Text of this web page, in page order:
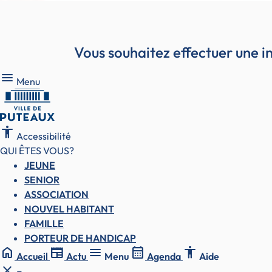
Vous souhaitez effectuer une
Menu Menu
accessibility Accessibilité
QUI ÊTES VOUS?
JEUNE
SENIOR
ASSOCIATION
NOUVEL HABITANT
FAMILLE
PORTEUR DE HANDICAP
home Accueil newspaper Actu menu Menu calendar_month Agenda accessibility Aide